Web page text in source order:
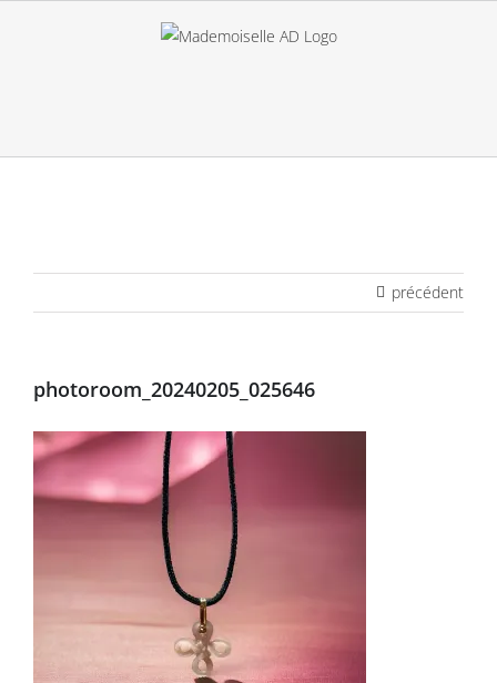
précédent
photoroom_20240205_025646